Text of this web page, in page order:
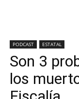
PODCAST ESTATAL
Son 3
los